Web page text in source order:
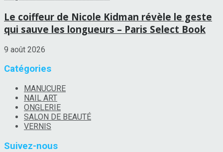
Le coiffeur de Nicole Kidman révèle le geste
qui sauve les longueurs – Paris Select Book
9 août 2026
Catégories
MANUCURE
NAIL ART
ONGLERIE
SALON DE BEAUTÉ
VERNIS
Suivez-nous